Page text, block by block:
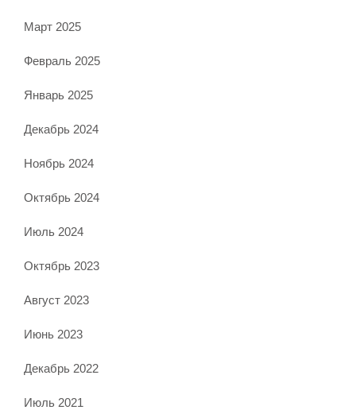
Март 2025
Февраль 2025
Январь 2025
Декабрь 2024
Ноябрь 2024
Октябрь 2024
Июль 2024
Октябрь 2023
Август 2023
Июнь 2023
Декабрь 2022
Июль 2021